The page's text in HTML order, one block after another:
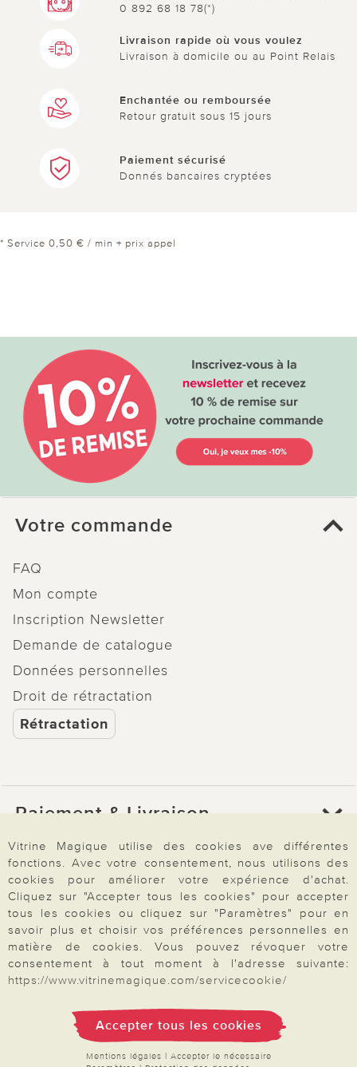
0 892 68 18 78(*)
Livraison rapide où vous voulez
Livraison à domicile ou au Point Relais
Enchantée ou remboursée
Retour gratuit sous 15 jours
Paiement sécurisé
Donnés bancaires cryptées
* Service 0,50 € / min + prix appel
Votre commande
FAQ
Mon compte
Inscription Newsletter
Demande de catalogue
Données personnelles
Droit de rétractation
Rétractation
Paiement & Livraison
À propos de nous
Besoin d'aide?
Mentions légales|CGV|Données & liberté|Vie privée & cookies
Vitrine Magique utilise des cookies ave différentes
fonctions. Avec votre consentement, nous utilisons des
cookies pour améliorer votre expérience d'achat.
Cliquez sur "Accepter tous les cookies" pour accepter
tous les cookies ou cliquez sur "Paramètres" pour en
savoir plus et choisir vos préférences personnelles en
matière de cookies. Vous pouvez révoquer votre
consentement à tout moment à l'adresse suivante:
https://www.vitrinemagique.com/servicecookie/
Accepter tous les cookies
Mentions légales | Accepter le nécessaire